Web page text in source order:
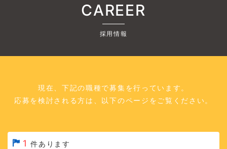
CAREER
採用情報
現在、下記の職種で募集を行っています。
応募を検討される方は、以下のページをご覧ください。
1 件あります